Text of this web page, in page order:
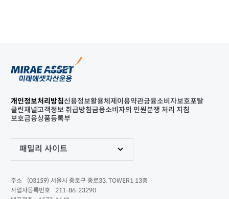
개인정보처리방침신용정보활용체제 이용약관금융소비자보호포탈
클린채널고객정보 취급방침금융소비자의 민원분쟁 처리 지침
보호금융상품등록부
패밀리 사이트
주소
(03159) 서울시 종로구 종로33, TOWER1 13층
사업자등록번호
211-86-23290